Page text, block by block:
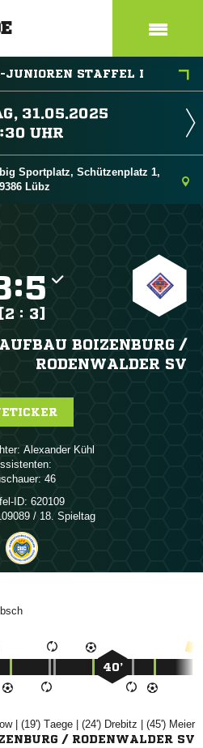
JUNIOREN STAFFEL I


Sportplatz, Schützenplatz 1,
Lübz
:
[2 : 3]
BOIZENBURG /​
RODENWALDER SV
 
46
ID: 620109
/ 18. Spieltag
40’
| (19')  | (24')  | (45') 
/ RODENWALDER SV